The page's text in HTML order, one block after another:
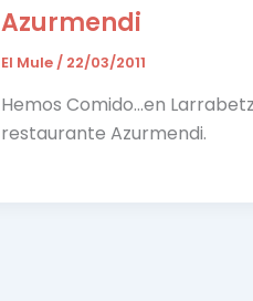
Azurmendi
El Mule/ 22/03/2011
Hemos Comido…en
restaurante Azurmendi.